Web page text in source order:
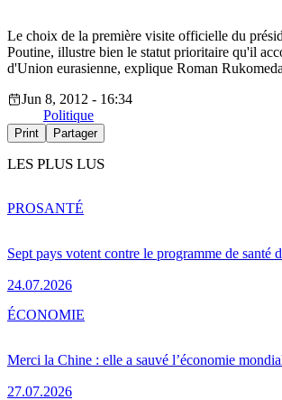
Le choix de la première visite officielle du
Poutine, illustre bien le statut prioritaire qu'il
d'Union eurasienne, explique Roman
Jun 8, 2012 - 16:34
Politique
Print Partager
LES PLUS LUS
Sept pays votent contre le programme de santé
24.07.2026
PROSANTÉ
Merci la Chine : elle a sauvé l’économie
27.07.2026
ÉCONOMIE